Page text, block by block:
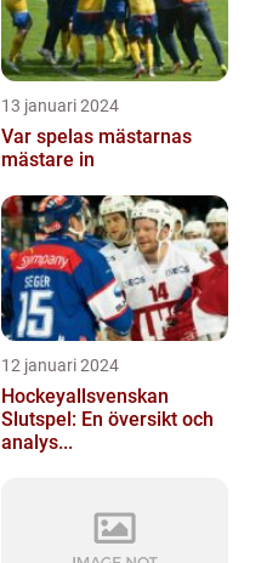
13 januari 2024
Var spelas mästarnas
mästare in
12 januari 2024
Hockeyallsvenskan
Slutspel: En översikt och
analys...